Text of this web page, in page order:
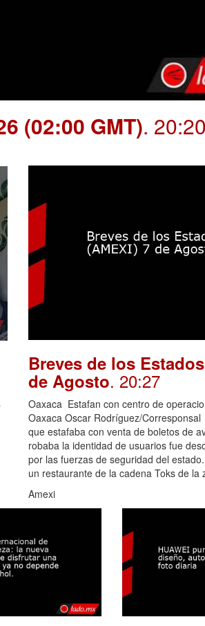
(02:00 GMT). 20:20
Breves de los
de Agosto. 20:27
Oaxaca Estafan con centro de
Oaxaca Oscar Rodríguez/
que estafaba con venta de boletos de
robaba la identidad de usuarios fue
por las fuerzas de seguridad del
un restaurante de la cadena Toks de
Amexi